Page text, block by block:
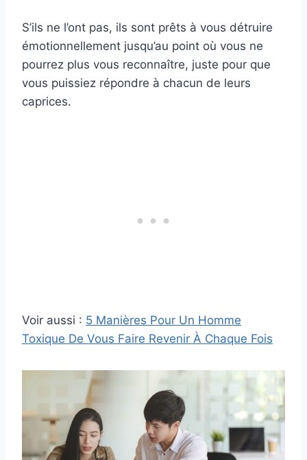
S’ils ne l’ont pas, ils sont prêts à vous détruire
émotionnellement jusqu’au point où vous ne
pourrez plus vous reconnaître, juste pour que
vous puissiez répondre à chacun de leurs
caprices.
Voir aussi : 5 Manières Pour Un Homme
Toxique De Vous Faire Revenir À Chaque Fois